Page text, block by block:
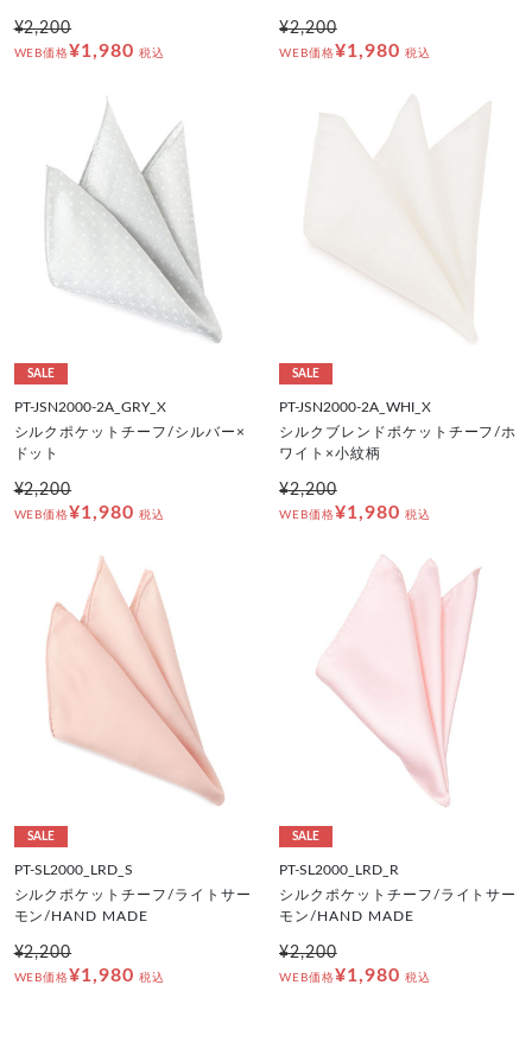
¥2,200
WEB価格¥1,980 税込
¥2,200
WEB価格¥1,980 税込
SALE
PT-JSN2000-2A_GRY_X
シルクポケットチーフ/シルバー×
ドット
¥2,200
WEB価格¥1,980 税込
SALE
PT-JSN2000-2A_WHI_X
シルクブレンドポケットチーフ/ホ
ワイト×小紋柄
¥2,200
WEB価格¥1,980 税込
SALE
PT-SL2000_LRD_S
シルクポケットチーフ/ライトサー
モン/HAND MADE
¥2,200
WEB価格¥1,980 税込
SALE
PT-SL2000_LRD_R
シルクポケットチーフ/ライトサー
モン/HAND MADE
¥2,200
WEB価格¥1,980 税込